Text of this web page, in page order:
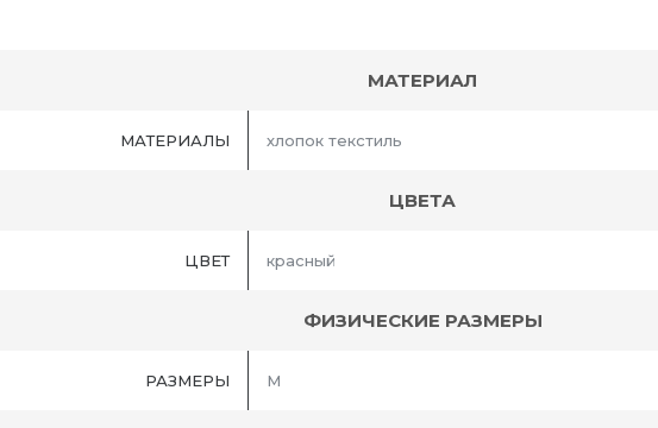
МАТЕРИАЛ
МАТЕРИАЛЫ хлопок текстиль
ЦВЕТА
ЦВЕТ красный
ФИЗИЧЕСКИЕ РАЗМЕРЫ
РАЗМЕРЫ M